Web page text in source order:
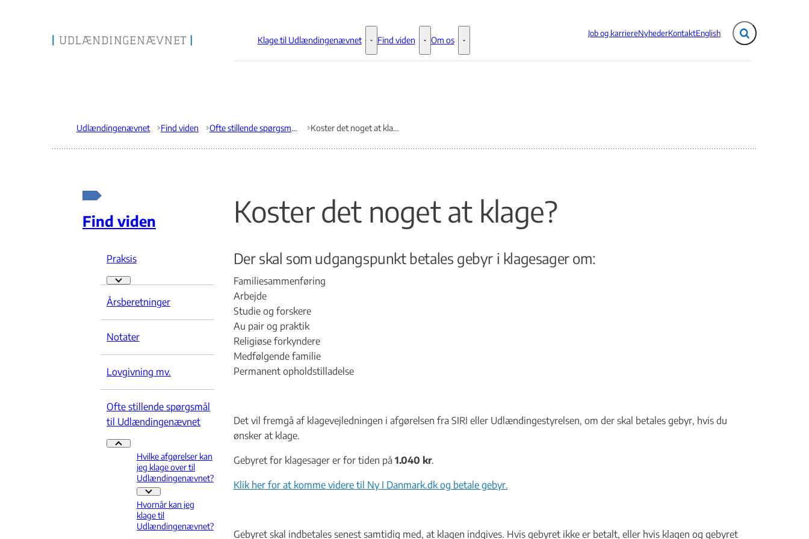
Gå til forsiden
Job og karriereNyhederKontaktEnglish Fold søgefelt ud
Klage til Udlændingenævnet Klage til Udlændingenævnet - Flere links
Find viden Find viden - Flere links
Om os Om os - Flere links
Udlændingenævnet Find viden Ofte stillende spørgsmål til Udlændingenævnet Koster det noget at klage?
Find viden
Praksis
Praksis - Flere links
Årsberetninger
Notater
Lovgivning mv.
Ofte stillende spørgsmål
til Udlændingenævnet
Ofte stillende spørgsmål til Udlændingenævnet - Flere links
Hvilke afgørelser kan
jeg klage over til
Udlændingenævnet?
Hvilke afgørelser kan jeg klage over til Udlændingenævnet? - Flere links
Hvornår kan jeg
klage til
Udlændingenævnet?
Koster det noget at klage?
Der skal som udgangspunkt betales gebyr i klagesager om:
Familiesammenføring
Arbejde
Studie og forskere
Au pair og praktik
Religiøse forkyndere
Medfølgende familie
Permanent opholdstilladelse
Det vil fremgå af klagevejledningen i afgørelsen fra SIRI eller Udlændingestyrelsen, om der skal betales gebyr, hvis du
ønsker at klage.
Gebyret for klagesager er for tiden på 1.040 kr.
Klik her for at komme videre til Ny I Danmark.dk og betale gebyr.
Gebyret skal indbetales senest samtidig med, at klagen indgives. Hvis gebyret ikke er betalt, eller hvis klagen og gebyret